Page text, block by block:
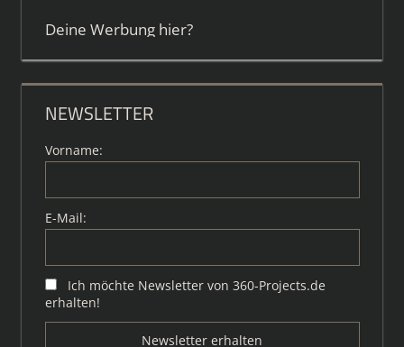
Deine Werbung hier?
NEWSLETTER
Vorname:
E-Mail:
Ich möchte Newsletter von 360-Projects.de
erhalten!